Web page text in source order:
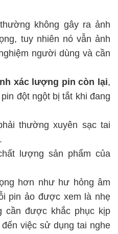
không gây ra ảnh
tuy nhiên nó vẫn ảnh
người dùng và cần
xác lượng pin còn lại,
đột ngột bị tắt khi đang
thường xuyên sạc tai
lượng sản phẩm của
hơn như hư hỏng âm
pin ảo được xem là nhẹ
cần được khắc phục kịp
việc sử dụng tai nghe